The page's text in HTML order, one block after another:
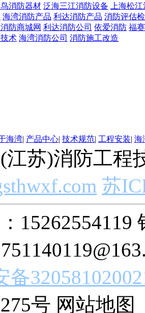
消防器材 泛海三江消防设备
上海松
海湾消防产品 利达消防产品 消防评估
防商城网 利达消防公司 依爱消防 福
术 海湾消防公司 消防施工改造
海湾| 产品中心| 技术规范| 工程安装| 海
江苏)消防工程
苏
15262554119
备
号 网站地图